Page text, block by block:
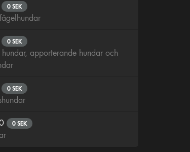
0 SEK
0 SEK
hundar, apporterande hundar och
0 SEK
0 SEK